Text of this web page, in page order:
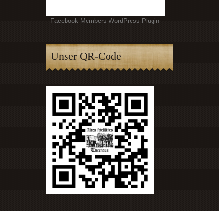
- Facebook Members WordPress Plugin
Unser QR-Code